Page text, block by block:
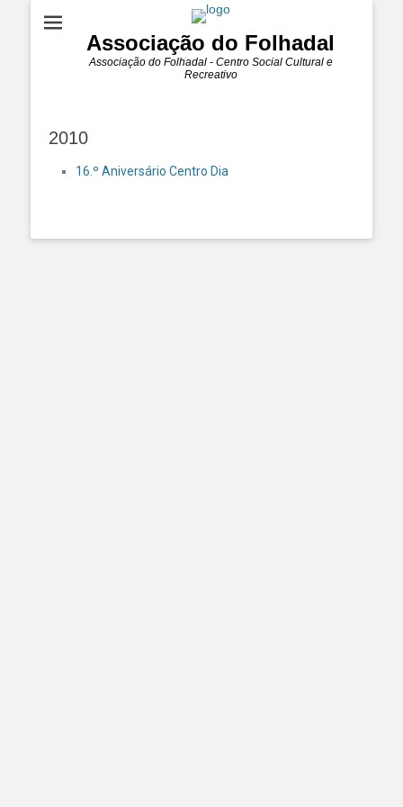
Associação do Folhadal
Associação do Folhadal - Centro Social Cultural e
Recreativo
2010
16.º Aniversário Centro Dia